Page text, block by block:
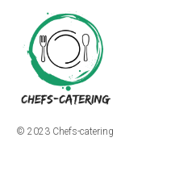
© 2023 Chefs-catering